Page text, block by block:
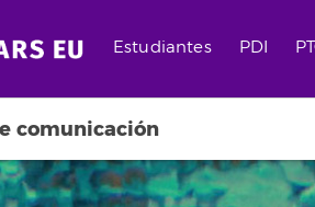
Estudiantes PDI
comunicación